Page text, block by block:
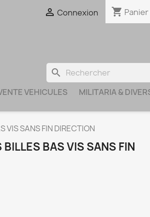
 Connexion shopping_cart Panier
search
VEHICULES MILITARIA &
VIS SANS FIN DIRECTION
BAS VIS SANS FIN